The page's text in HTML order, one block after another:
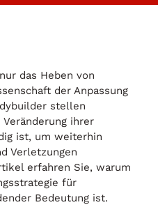
das Heben von
der Anpassung
stellen
ihrer
ist, um weiterhin
Verletzungen
erfahren Sie, warum
für
Bedeutung ist.